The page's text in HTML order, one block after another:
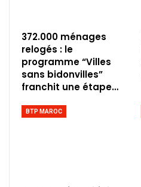
372.000 ménages
relogés : le
programme “Villes
sans bidonvilles”
franchit une étape…
BTP MAROC